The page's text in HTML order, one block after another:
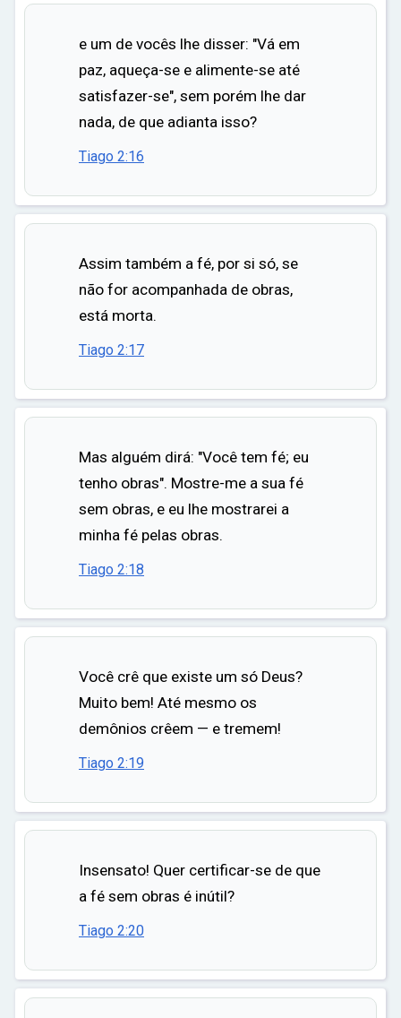
e um de vocês lhe disser: "Vá em
paz, aqueça-se e alimente-se até
satisfazer-se", sem porém lhe dar
nada, de que adianta isso?
Tiago 2:16
Assim também a fé, por si só, se
não for acompanhada de obras,
está morta.
Tiago 2:17
Mas alguém dirá: "Você tem fé; eu
tenho obras". Mostre-me a sua fé
sem obras, e eu lhe mostrarei a
minha fé pelas obras.
Tiago 2:18
Você crê que existe um só Deus?
Muito bem! Até mesmo os
demônios crêem — e tremem!
Tiago 2:19
Insensato! Quer certificar-se de que
a fé sem obras é inútil?
Tiago 2:20